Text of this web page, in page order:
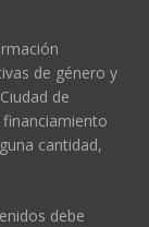
de género y
de
cantidad,
debe